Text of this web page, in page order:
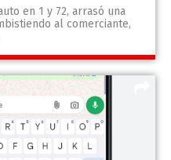
en 1 y 72, arrasó una
al comerciante,